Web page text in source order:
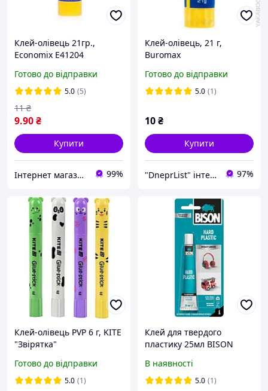
Клей-олівець 21гр.,
Economix Е41204
Готово до відправки
5.0 (5)
9.90₴
11 ₴
Купити
Інтернет магазин ТерЛайн 99%
Клей-олівець, 21 г,
Buromax
Готово до відправки
5.0 (1)
10₴
Купити
"DneprList" інтернет магазин 97%
Клей-олівець PVP 6 г, KITE
"Звірятка"
Готово до відправки
5.0 (1)
Клей для твердого
пластику 25мл BISON
В наявності
5.0 (1)